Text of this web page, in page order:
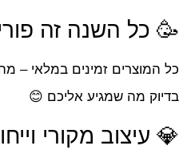
🥳 כל השנה זה
כל המוצרים זמינים במלאי –
בדיוק מה שמגיע אליכם 😊
💎 עיצוב מקורי